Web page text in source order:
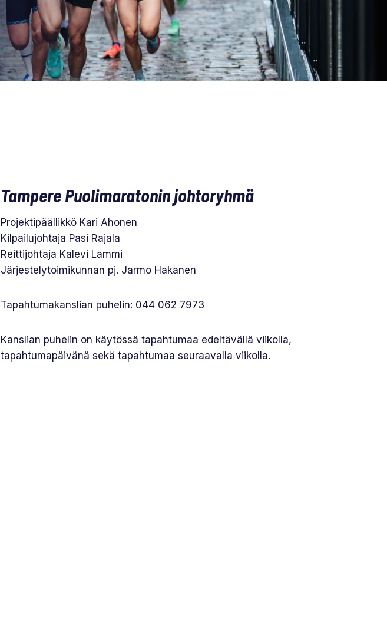
Tampere Puolimaratonin johtoryhmä
Projektipäällikkö Kari Ahonen
Kilpailujohtaja Pasi Rajala
Reittijohtaja Kalevi Lammi
Järjestelytoimikunnan pj. Jarmo Hakanen
Tapahtumakanslian puhelin: 044 062 7973
Kanslian puhelin on käytössä tapahtumaa edeltävällä viikolla,
tapahtumapäivänä sekä tapahtumaa seuraavalla viikolla.